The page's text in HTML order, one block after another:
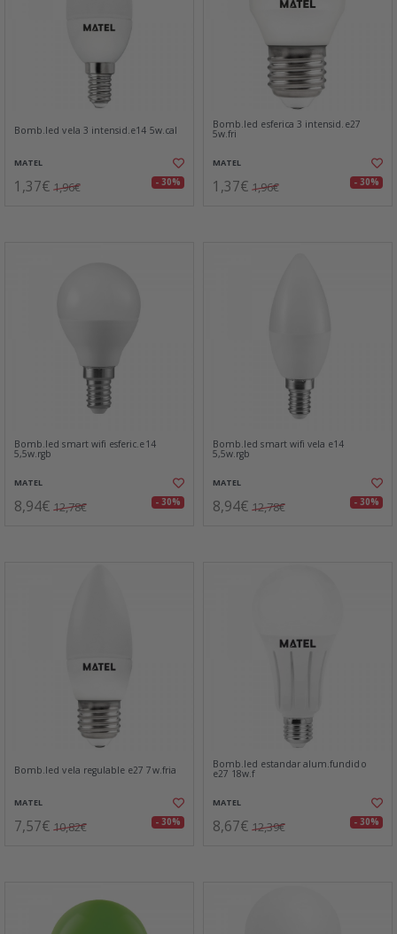
Bomb.led vela 3 intensid.e14 5w.cal
MATEL
1,37€ 1,96€ - 30%
Bomb.led esferica 3 intensid.e27
5w.fri
MATEL
1,37€ 1,96€ - 30%
Bomb.led smart wifi esferic.e14
5,5w.rgb
MATEL
8,94€ 12,78€ - 30%
Bomb.led smart wifi vela e14
5,5w.rgb
MATEL
8,94€ 12,78€ - 30%
Bomb.led vela regulable e27 7w.fria
MATEL
7,57€ 10,82€ - 30%
Bomb.led estandar alum.fundido
e27 18w.f
MATEL
8,67€ 12,39€ - 30%